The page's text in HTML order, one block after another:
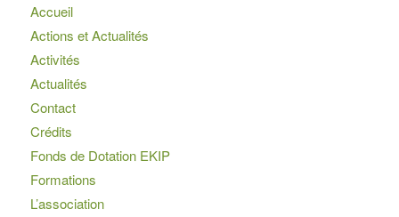
Accueil
Actions et Actualités
Activités
Actualités
Contact
Crédits
Fonds de Dotation EKIP
Formations
L’association